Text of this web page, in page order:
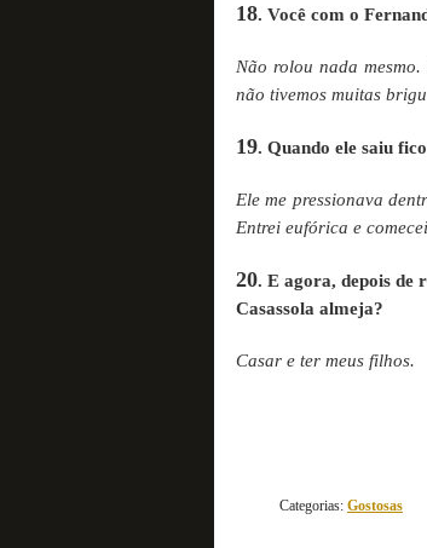
18. Você com o
Não rolou nada
não tivemos muitas
19. Quando ele saiu
Ele me pressionava
Entrei eufórica e
20. E agora, depois de
Casassola almeja?
Casar e ter meus filhos.
Categorias: Gostosas